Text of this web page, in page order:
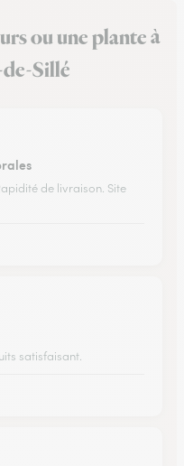
ou une plante à
Sillé
de livraison. Site
satisfaisant.